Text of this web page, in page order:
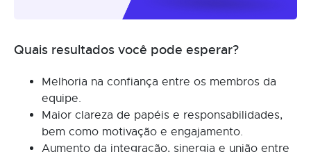
Quais resultados você pode esperar?
Melhoria na confiança entre os membros da
equipe.
Maior clareza de papéis e responsabilidades,
bem como motivação e engajamento.
Aumento da integração, sinergia e união entre